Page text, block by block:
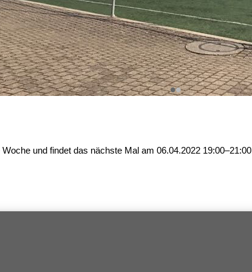
••
und findet das nächste Mal am 06.04.2022 19:00–21:00